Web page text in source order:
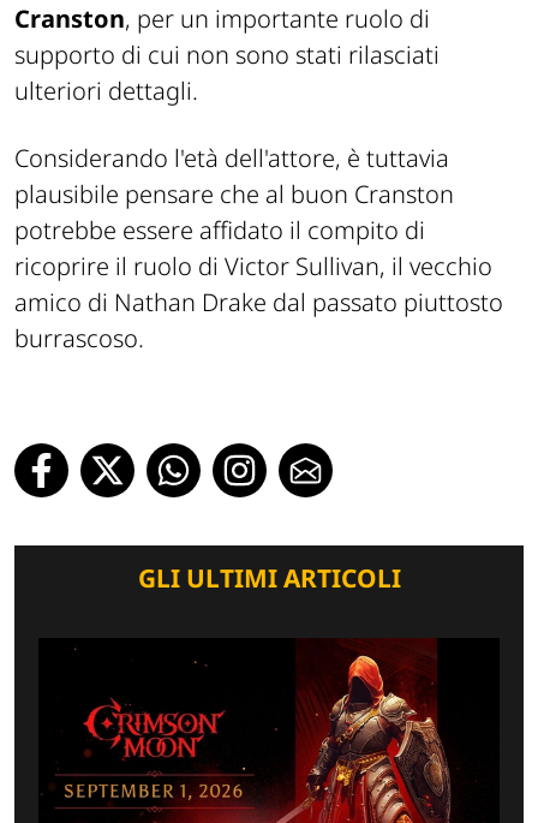
Cranston, per un importante ruolo di
supporto di cui non sono stati rilasciati
ulteriori dettagli.
Considerando l'età dell'attore, è tuttavia
plausibile pensare che al buon Cranston
potrebbe essere affidato il compito di
ricoprire il ruolo di Victor Sullivan, il vecchio
amico di Nathan Drake dal passato piuttosto
burrascoso.
GLI ULTIMI ARTICOLI